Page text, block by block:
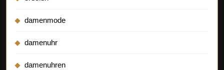
damenmode
damenuhr
damenuhren